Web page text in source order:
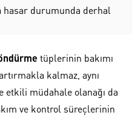
durumunda derhal
tüplerinin bakımı
kalmaz, aynı
etkili müdahale olanağı da
ve kontrol süreçlerinin